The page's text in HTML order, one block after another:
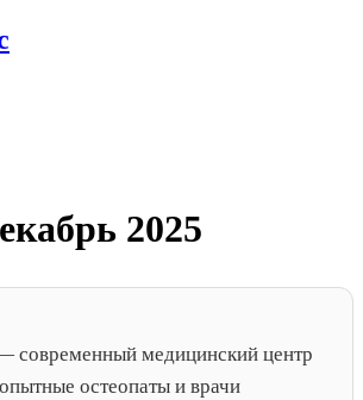
2025
современный медицинский центр
остеопаты и врачи